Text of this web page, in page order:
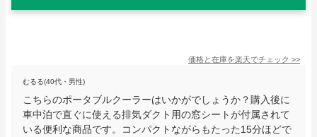
価格と在庫を楽天でチェック >>
むるる(40代・男性)
こちらのポータブルクーラーはいかがでしょうか？購入後に
車中泊で直ぐに使える排気ダクト用の窓シートが付属されて
いる便利な商品です。コンパクトながらもたった15分ほどで